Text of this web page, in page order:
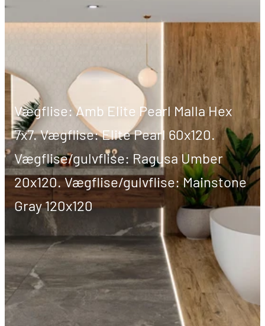
Vægflise: Amb Elite Pearl Malla Hex
7x7. Vægflise: Elite Pearl 60x120.
Vægflise/gulvflise: Ragusa Umber
20x120. Vægflise/gulvflise: Mainstone
Gray 120x120